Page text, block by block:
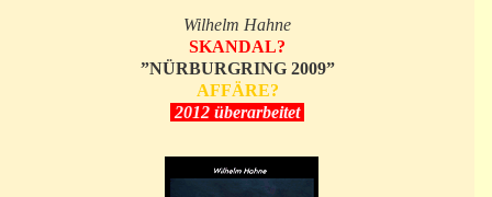
Wilhelm Hahne
SKANDAL?
”NÜRBURGRING 2009”
AFFÄRE?
2012 überarbeitet